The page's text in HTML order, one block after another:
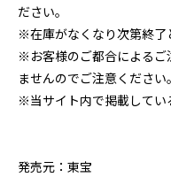
ださい。
※在庫がなくなり次第終了
※お客様のご都合によるご
ませんのでご注意ください。
※当サイト内で掲載してい
発売元：東宝